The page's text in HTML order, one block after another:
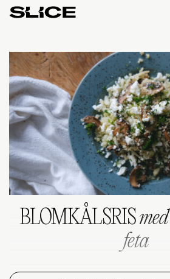
Slice
BLOMKÅLSRISmed
feta